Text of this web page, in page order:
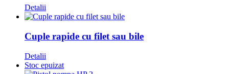
Detalii
Cuple rapide cu filet sau bile
Detalii
Stoc epuizat